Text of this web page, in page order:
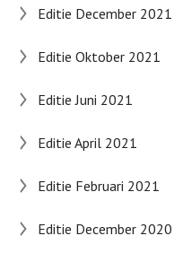
Editie December 2021
Editie Oktober 2021
Editie Juni 2021
Editie April 2021
Editie Februari 2021
Editie December 2020